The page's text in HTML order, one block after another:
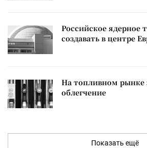
Российское ядерное
создавать в центре
На топливном рынке
облегчение
Показать ещё